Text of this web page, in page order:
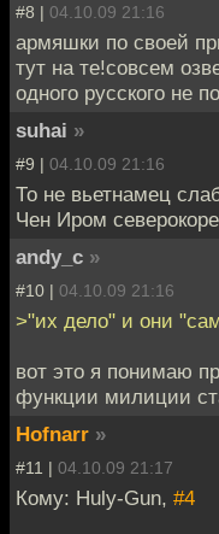
#8 | 04.10.09 21:16
армяшки по своей
тут на те!совсем
одного русского не
suhai »
#9 | 04.10.09 21:16
То не вьетнамец
Чен Иром
andy_c »
#10 | 04.10.09 21:16
>"их дело" и они
вот это я понимаю
функции милиции
Hofnarr »
#11 | 04.10.09 21:17
Кому: Huly-Gun, #4